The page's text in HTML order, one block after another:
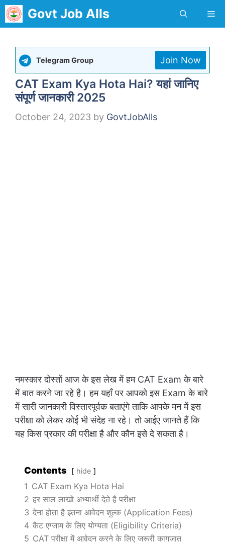
Skip
to
Govt Job Alls
Telegram Group Join Now
CAT Exam Kya Hota Hai? यहां जानिए
संपूर्ण जानकारी 2025
October 24, 2023 by GovtJobAlls
नमस्कार दोस्तों आज के इस लेख में हम CAT Exam के बारे
में बात करने जा रहे है। हम यहाँ पर आपको इस Exam के बारे
में सारी जानकारी विस्तारपूर्वक बताएंगे ताकि आपके मन में इस
परीक्षा को लेकर कोई भी संदेह ना रहे। तो आईए जानते हैं कि
यह किस प्रकार की परीक्षा है और कौन इसे दे सकता है।
Contents hide
1 CAT Exam Kya Hota Hai
2 हर साल लाखों अभ्यार्थी देते है परीक्षा
3 देना होता है इतना आवेदन शुल्क (Application Fees)
4 कैट एग्जाम के लिए योग्यता (Eligibility Criteria)
5 CAT परीक्षा में आवेदन करने के लिए जरूरी कागजात